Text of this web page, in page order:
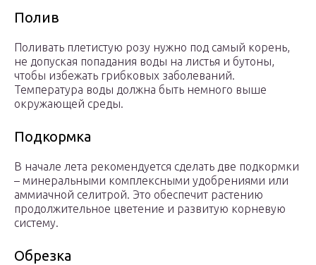
Полив
Поливать плетистую розу нужно под самый корень,
не допуская попадания воды на листья и бутоны,
чтобы избежать грибковых заболеваний.
Температура воды должна быть немного выше
окружающей среды.
Подкормка
В начале лета рекомендуется сделать две подкормки
– минеральными комплексными удобрениями или
аммиачной селитрой. Это обеспечит растению
продолжительное цветение и развитую корневую
систему.
Обрезка